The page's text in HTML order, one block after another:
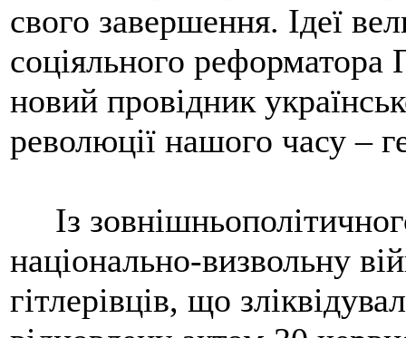
свого завершення. Ідеї
соціяльного реформатора
новий провідник
революції нашого часу –
Із
національно-визвольну
гітлерівців, що